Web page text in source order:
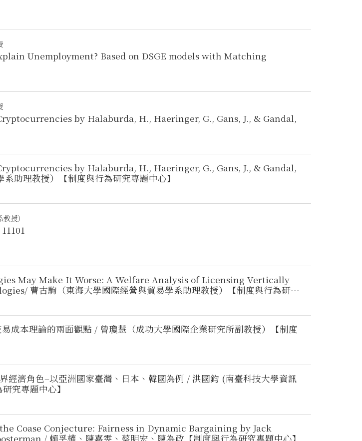
with Matching
by Halaburda, H., Haeringer, G., Gans, J., & Gandal,
by Halaburda, H., Haeringer, G., Gans, J., & Gandal,
助理教授）【制度與行為研究專題中心】
授）
A Welfare Analysis of Licensing Vertically
曹古駒（東海大學國際經營與貿易學系助理教授）【制度與行為研究
成本理論的兩面觀點 / 曾瓊慧（成功大學國際企業研究所副教授）【制度
經濟角色–以亞洲國家臺灣、日本、韓國為例 / 洪國鈞 (南臺科技大學資訊
究專題中心】
Conjecture: Fairness in Dynamic Bargaining by Jack
/ 賴孚權、陳嘉雯、蔡明宏、陳為政【制度與行為研究專題中心】